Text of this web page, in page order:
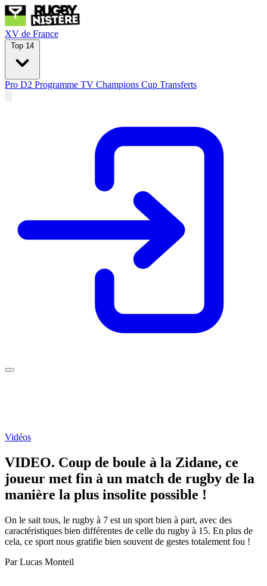
XV de France
Top 14
Pro D2 Programme TV Champions Cup Transferts
Vidéos
VIDEO. Coup de boule à la Zidane, ce
joueur met fin à un match de rugby de la
manière la plus insolite possible !
On le sait tous, le rugby à 7 est un sport bien à part, avec des
caractéristiques bien différentes de celle du rugby à 15. En plus de
cela, ce sport nous gratifie bien souvent de gestes totalement fou !
Par Lucas Monteil